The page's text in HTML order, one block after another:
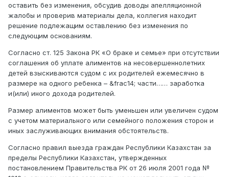
оставить без изменения, обсудив доводы апелляционной
жалобы и проверив материалы дела, коллегия находит
решение подлежащим оставлению без изменения по
следующим основаниям.
Согласно ст. 125 Закона РК «О браке и семье» при отсутствии
соглашения об уплате алиментов на несовершеннолетних
детей взыскиваются судом с их родителей ежемесячно в
размере на одного ребенка – &frac14; части…… заработка
и(или) иного дохода родителей.
Размер алиментов может быть уменьшен или увеличен судом
с учетом материального или семейного положения сторон и
иных заслуживающих внимания обстоятельств.
Согласно правил выезда граждан Республики Казахстан за
пределы Республики Казахстан, утвержденных
постановлением Правительства РК от 26 июля 2001 года №